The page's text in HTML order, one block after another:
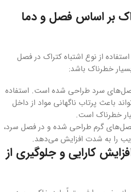
بر اساس فصل و دما
از نوع اشتباه کتراک در فصل
خطرناک باشد:
سرد طراحی شده است. استفاده
باعث پرتاب ناگهانی مواد از داخل
خطرناک است.
گرم طراحی شده و در فصل سرد،
را به شدت افزایش می‌دهد.
کارایی و جلوگیری از